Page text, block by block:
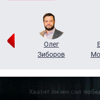
Олег
Зиборов